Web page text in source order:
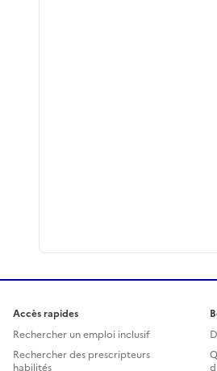
Accès rapides
Rechercher un emploi inclusif
Rechercher des prescripteurs
habilités